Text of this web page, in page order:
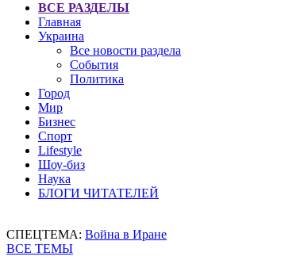
ВСЕ РАЗДЕЛЫ
Главная
Украина
Все новости раздела
События
Политика
Город
Мир
Бизнес
Спорт
Lifestyle
Шоу-биз
Наука
БЛОГИ ЧИТАТЕЛЕЙ
СПЕЦТЕМА: Война в Иране
ВСЕ ТЕМЫ